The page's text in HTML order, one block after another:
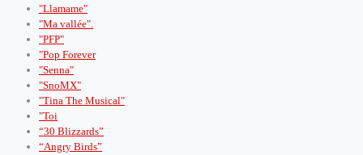
"Llamame"
"Ma vallée".
"PFP"
"Pop Forever
"Senna"
"SnoMX"
"Tina The Musical"
"Toi
“30 Blizzards”
“Angry Birds”